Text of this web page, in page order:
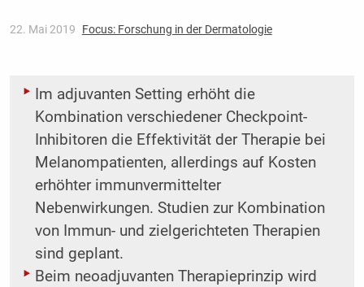
22. Mai 2019 Focus: Forschung in der Dermatologie
Im adjuvanten Setting erhöht die
Kombination verschiedener Checkpoint-
Inhibitoren die ­Effektivität der Therapie bei
Melanompatienten, allerdings auf Kosten
erhöhter immun­vermittelter
Nebenwirkungen. Studien zur Kombination
von Immun- und zielgerichteten ­Therapien
sind geplant.
Beim neoadjuvanten Therapieprinzip wird